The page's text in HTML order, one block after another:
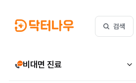
검색
비대면 진료